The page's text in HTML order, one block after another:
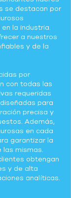
se destacan por
la industria.
a nuestros
y de la
por
con todas las
requeridas
para
precisa y
Además,
en cada
garantizar la
las mismas.
obtengan
y de alta
analíticas.